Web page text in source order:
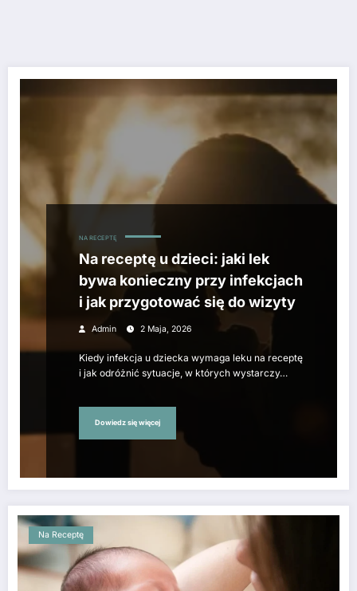
NA RECEPTĘ
Na receptę u dzieci: jaki lek
bywa konieczny przy infekcjach
i jak przygotować się do wizyty
Admin 2 Maja, 2026
Kiedy infekcja u dziecka wymaga leku na receptę
i jak odróżnić sytuacje, w których wystarczy…
Dowiedz się więcej
Na Receptę